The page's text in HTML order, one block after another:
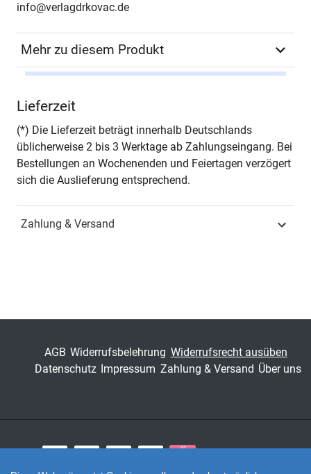
info@verlagdrkovac.de
Mehr zu diesem Produkt
Seiten 194
Jahr Hamburg 2005
Fachdisziplin
Band 57
Lieferzeit
(*) Die Lieferzeit beträgt innerhalb Deutschlands
üblicherweise 2 bis 3 Werktage ab Zahlungseingang. Bei
Bestellungen an Wochenenden und Feiertagen verzögert
sich die Auslieferung entsprechend.
Zahlung & Versand
AGB Widerrufsbelehrung Widerrufsrecht ausüben
Datenschutz Impressum Zahlung & Versand Über uns
Zahlungsarten